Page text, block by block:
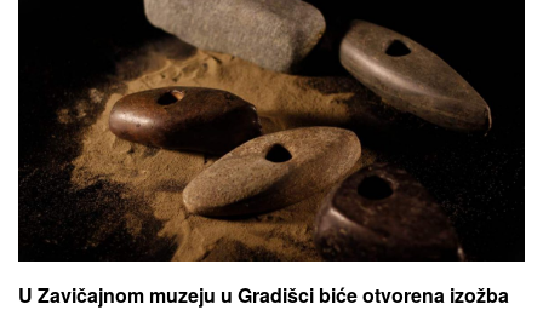
U Zavičajnom muzeju u Gradišci biće otvorena izožba